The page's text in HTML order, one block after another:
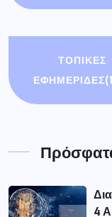
ΤΟΠΙΚΕΣ
ΕΦΗΜΕΡΙΔΕΣ
4